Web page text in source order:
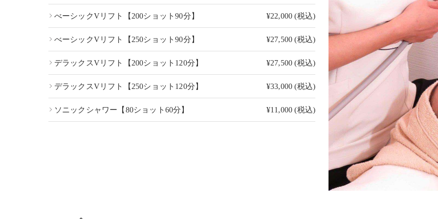
べーシックVリフト【200ショット90分】 ¥22,000 (税込)
べーシックVリフト【250ショット90分】 ¥27,500 (税込)
デラックスVリフト【200ショット120分】 ¥27,500 (税込)
デラックスVリフト【250ショット120分】 ¥33,000 (税込)
ソニックシャワー【80ショット60分】 ¥11,000 (税込)